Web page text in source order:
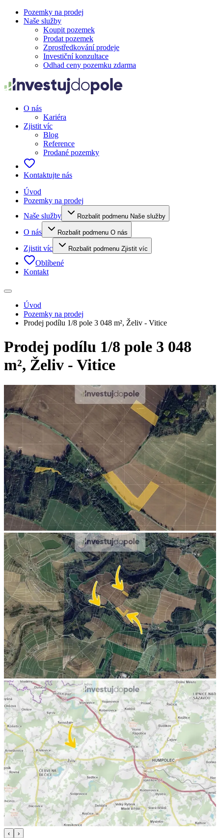
Pozemky na prodej
Naše služby
Koupit pozemek
Prodat pozemek
Zprostředkování prodeje
Investiční konzultace
Odhad ceny pozemku zdarma
O nás
Kariéra
Zjistit víc
Blog
Reference
Prodané pozemky
Kontaktujte nás
Úvod
Pozemky na prodej
Naše služby
Rozbalit podmenu Naše služby
O nás Rozbalit podmenu O nás
Zjistit víc Rozbalit podmenu Zjistit víc
Oblíbené
Kontakt
Úvod
Pozemky na prodej
Prodej podílu 1/8 pole 3 048 m², Želiv - Vitice
Prodej podílu 1/8 pole 3 048
m², Želiv - Vitice
‹ ›